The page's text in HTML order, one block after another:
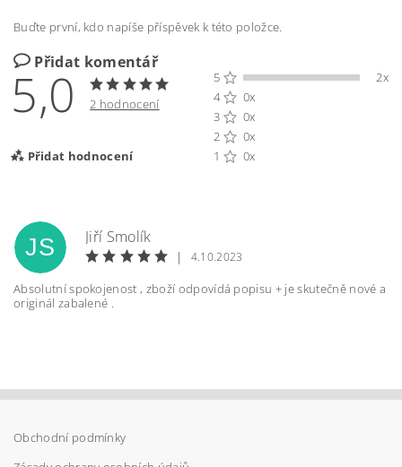
Buďte první, kdo napíše příspěvek k této položce.
Přidat komentář
5,0 2 hodnocení
Přidat hodnocení
5
2x
4
0x
3
0x
2
0x
1
0x
Vložením hodnocení souhlasíte s
ochrany osobních údajů
JS
Jiří Smolík
|
4.10.2023
Absolutní spokojenost , zboží odpovídá popisu + je skutečně nové a
originál zabalené .
Obchodní podmínky